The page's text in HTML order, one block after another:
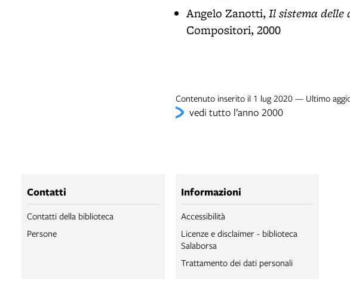
Angelo Zanotti,Il sistema delle
Compositori, 2000
Contenuto inserito il 1 lug 2020 — Ultimo
vedi tutto l’anno 2000
Contatti
Contatti della biblioteca
Persone
Informazioni
Accessibilità
Licenze e disclaimer - biblioteca
Salaborsa
Trattamento dei dati personali